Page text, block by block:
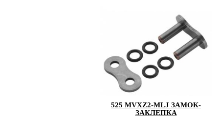
525 MVXZ2-MLJ ЗАМОК-
ЗАКЛЕПКА